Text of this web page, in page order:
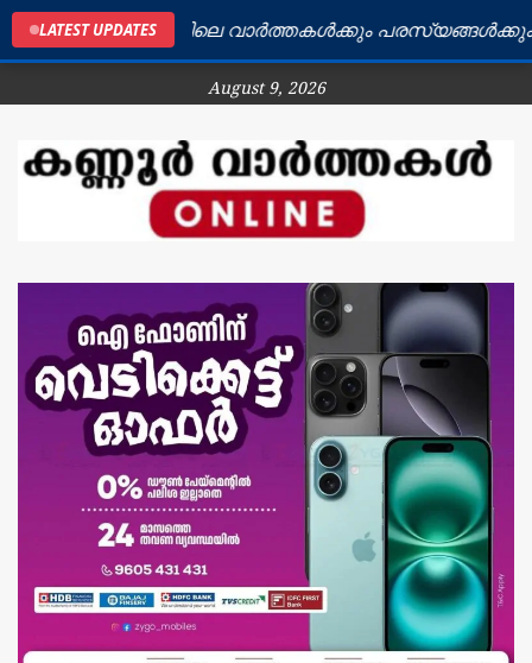
LATEST UPDATES
കണ്ണൂർ ജില്ലയിലെ വാർത്തകൾക്കും പരസ്യങ്ങൾക്കും
August 9, 2026